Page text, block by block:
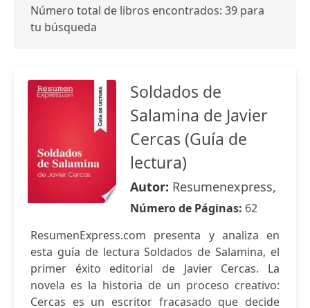
Número total de libros encontrados: 39 para
tu búsqueda
Soldados de
Salamina de Javier
Cercas (Guía de
lectura)
Autor: Resumenexpress,
Número de Páginas: 62
ResumenExpress.com presenta y analiza en
esta guía de lectura Soldados de Salamina, el
primer éxito editorial de Javier Cercas. La
novela es la historia de un proceso creativo:
Cercas es un escritor fracasado que decide